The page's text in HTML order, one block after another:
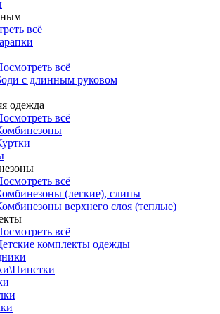
всё
всё
с длинным руковом
одежда
всё
всё
(легкие), слипы
верхнего слоя (теплые)
всё
комплекты одежды